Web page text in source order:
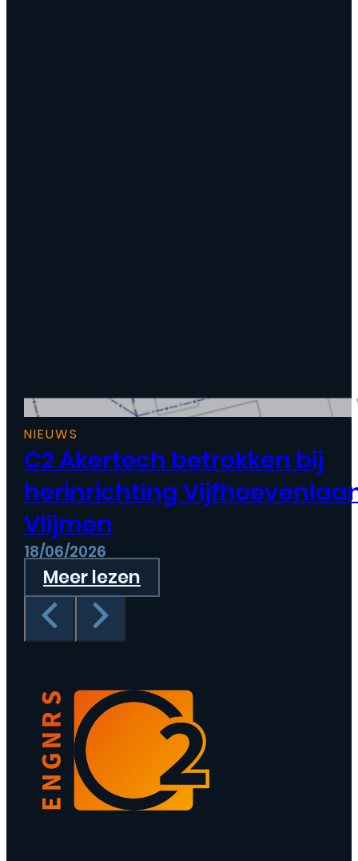
NIEUWS
C2 Akertech betrokken bij
herinrichting
Vlijmen
18/06/2026
Meer lezen